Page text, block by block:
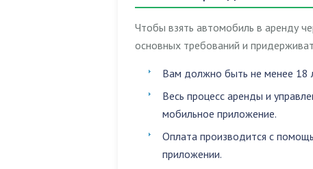
Чтобы взять автомобиль в аренду
основных требований и
Вам должно быть не менее 18
Весь процесс аренды и
мобильное приложение.
Оплата производится с
приложении.